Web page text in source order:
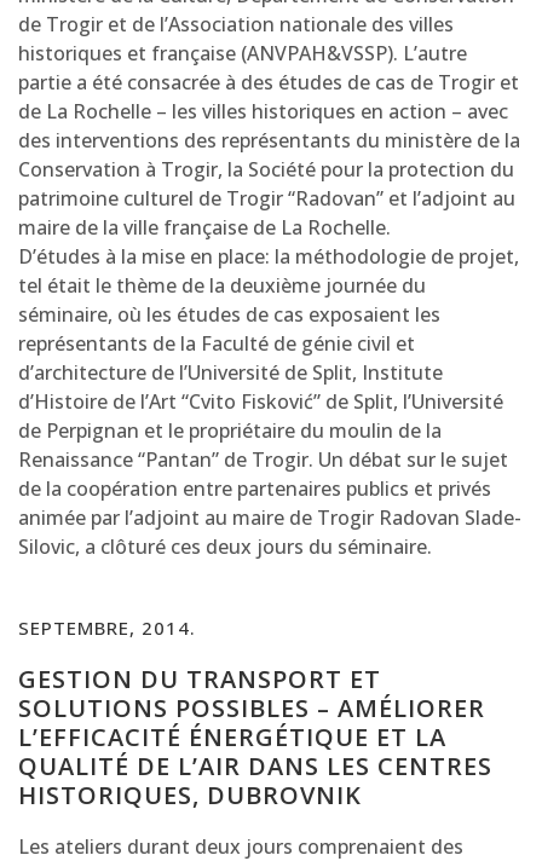
de Trogir et de l’Association nationale des villes
historiques et française (ANVPAH&VSSP). L’autre
partie a été consacrée à des études de cas de Trogir et
de La Rochelle – les villes historiques en action – avec
des interventions des représentants du ministère de la
Conservation à Trogir, la Société pour la protection du
patrimoine culturel de Trogir “Radovan” et l’adjoint au
maire de la ville française de La Rochelle.
D’études à la mise en place: la méthodologie de projet,
tel était le thème de la deuxième journée du
séminaire, où les études de cas exposaient les
représentants de la Faculté de génie civil et
d’architecture de l’Université de Split, Institute
d’Histoire de l’Art “Cvito Fisković” de Split, l’Université
de Perpignan et le propriétaire du moulin de la
Renaissance “Pantan” de Trogir. Un débat sur le sujet
de la coopération entre partenaires publics et privés
animée par l’adjoint au maire de Trogir Radovan Slade-
Silovic, a clôturé ces deux jours du séminaire.
SEPTEMBRE, 2014.
GESTION DU TRANSPORT ET
SOLUTIONS POSSIBLES – AMÉLIORER
L’EFFICACITÉ ÉNERGÉTIQUE ET LA
QUALITÉ DE L’AIR DANS LES CENTRES
HISTORIQUES, DUBROVNIK
Les ateliers durant deux jours comprenaient des